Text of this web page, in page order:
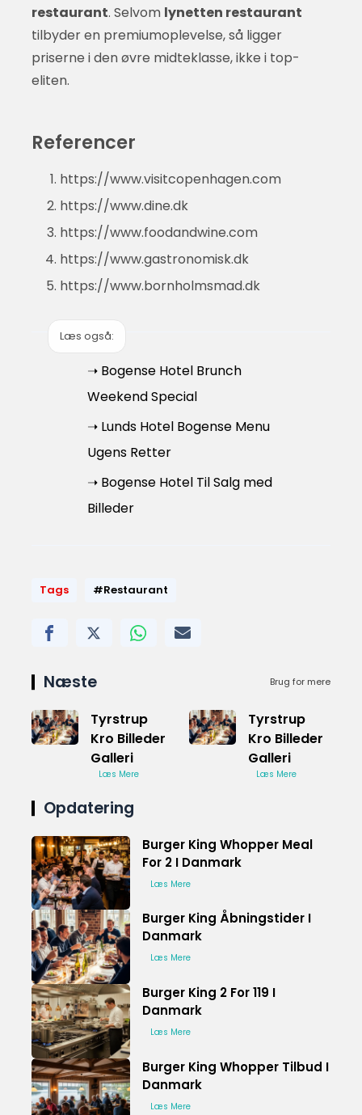
restaurant. Selvom lynetten restaurant
tilbyder en premiumoplevelse, så ligger
priserne i den øvre midteklasse, ikke i top-
eliten.
Referencer
https://www.visitcopenhagen.com
https://www.dine.dk
https://www.foodandwine.com
https://www.gastronomisk.dk
https://www.bornholmsmad.dk
Læs også:
➝ Bogense Hotel Brunch
Weekend Special
➝ Lunds Hotel Bogense Menu
Ugens Retter
➝ Bogense Hotel Til Salg med
Billeder
Tags #Restaurant
Næste Brug for mere
Tyrstrup
Kro Billeder
Galleri
Læs Mere
Tyrstrup
Kro Billeder
Galleri
Læs Mere
Opdatering
Burger King Whopper Meal
For 2 I Danmark
Læs Mere
Burger King Åbningstider I
Danmark
Læs Mere
Burger King 2 For 119 I
Danmark
Læs Mere
Burger King Whopper Tilbud I
Danmark
Læs Mere